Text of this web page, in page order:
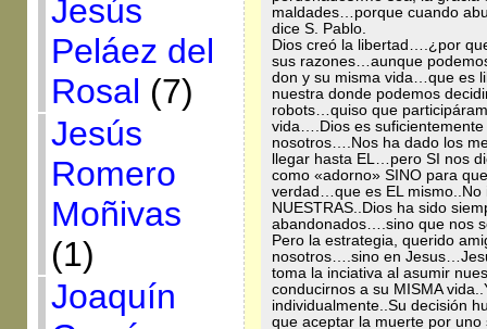
Jesús
Peláez del
Rosal (7)
Jesús
Romero
Moñivas
(1)
Joaquín
maldades…porque cuando
dice S. Pablo.
Dios creó la libertad….¿por
sus razones…aunque
don y su misma vida…que es
nuestra donde podemos
robots…quiso que
vida….Dios es
nosotros….Nos ha dado los
llegar hasta EL…pero SI nos
como «adorno» SINO para
verdad…que es EL mismo..No
NUESTRAS..Dios ha sido
abandonados….sino que nos
Pero la estrategia, querido
nosotros….sino en
toma la inciativa al asumir
conducirnos a su MISMA
individualmente..Su decisión
que aceptar la muerte por